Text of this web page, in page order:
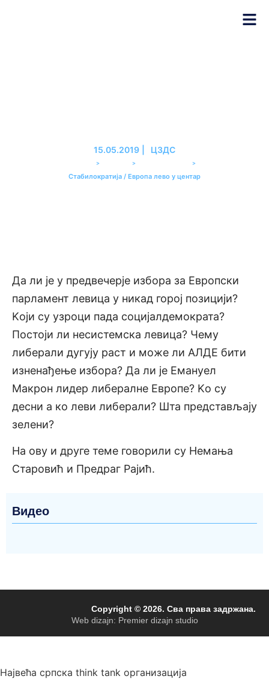
15.05.2019 ЦЗДС
> > >
Стабилократија / Европа лево у центар
Да ли је у предвечерје избора за Европски
парламент левица у никад горој позицији?
Kоји су узроци пада социјалдемократа?
Постоји ли несистемска левица? Чему
либерали дугују раст и може ли АЛДЕ бити
изненађење избора? Да ли је Емануел
Макрон лидер либералне Европе? Kо су
десни а ко леви либерали? Шта представљају
зелени?
На ову и друге теме говорили су Немања
Старовић и Предраг Рајић.
Видео
Copyright © 2026. Сва права задржана.
Web dizajn: Premier dizajn studio
Највећа српска think tank организација